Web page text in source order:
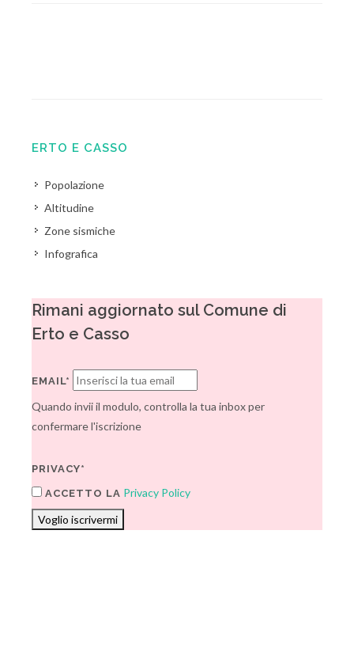
ERTO E CASSO
Popolazione
Altitudine
Zone sismiche
Infografica
Rimani aggiornato sul Comune di
Erto e Casso
EMAIL*
Quando invii il modulo, controlla la tua inbox per
confermare l'iscrizione
PRIVACY*
ACCETTO LA Privacy Policy
Voglio iscrivermi